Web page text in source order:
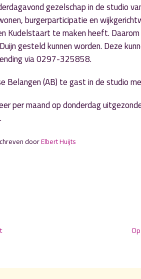
gezelschap in de studio
burgerparticipatie en
Kudelstaart te maken heeft.
gesteld kunnen worden. Deze
via 0297-325858.
Belangen (AB) te gast in de studio
per maand op donderdag
.
doorElbert Huijts